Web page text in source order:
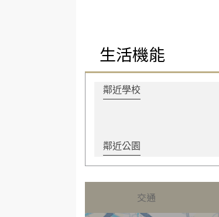
生活機能
鄰近學校
鄰近公園
交通